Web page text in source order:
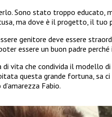
Sono stato troppo educato,
ma dove è il progetto, il tuo
genitore deve essere
essere un buon padre perché
di vita che condivida il modello
questa grande fortuna, sa
Fabio.